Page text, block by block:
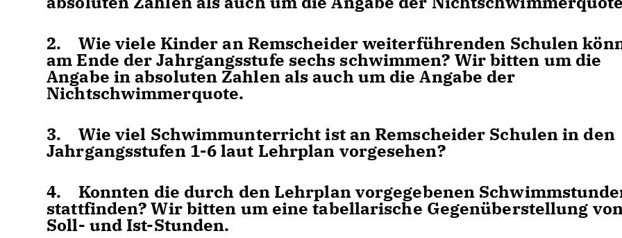
2. Wie viele Kinder an Remscheider weiterführenden Schulen
am Ende der Jahrgangsstufe sechs schwimmen? Wir bitten um die
Angabe in absoluten Zahlen als auch um die Angabe der
Nichtschwimmerquote.
3. Wie viel Schwimmunterricht ist an Remscheider Schulen in den
Jahrgangsstufen 1-6 laut Lehrplan vorgesehen?
4. Konnten die durch den Lehrplan vorgegebenen
stattfinden? Wir bitten um eine tabellarische Gegenüberstellung
Soll- und Ist-Stunden.